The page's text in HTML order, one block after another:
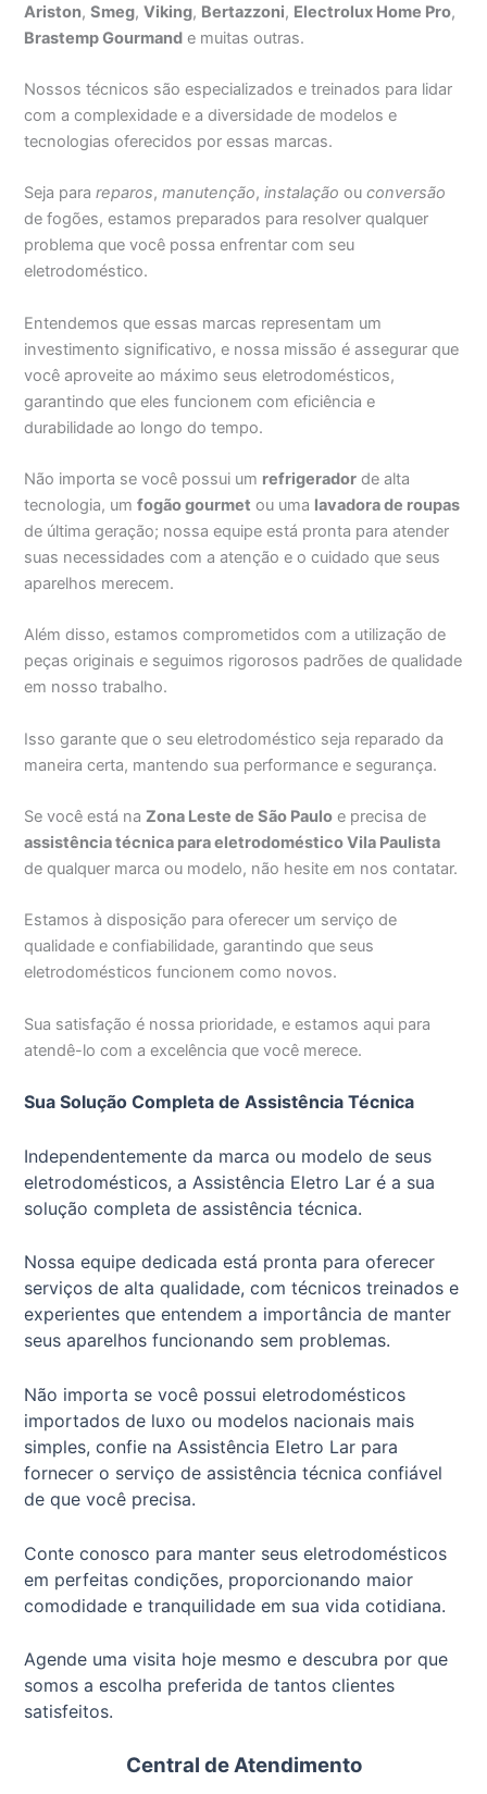
Ariston,Smeg,Viking, Bertazzoni, Electrolux Home Pro,
Brastemp Gourmand e muitas outras.
Nossos técnicos são especializados e treinados para lidar
com a complexidade e a diversidade de modelos e
tecnologias oferecidos por essas marcas.
Seja parareparos,manutenção,instalação ouconversão
de fogões, estamos preparados para resolver qualquer
problema que você possa enfrentar com seu
eletrodoméstico.
Entendemos que essas marcas representam um
investimento significativo, e nossa missão é assegurar que
você aproveite ao máximo seus eletrodomésticos,
garantindo que eles funcionem com eficiência e
durabilidade ao longo do tempo.
Não importa se você possui um refrigerador de alta
tecnologia, umfogão gourmet ou uma lavadora de roupas
de última geração; nossa equipe está pronta para atender
suas necessidades com a atenção e o cuidado que seus
aparelhos merecem.
Além disso, estamos comprometidos com a utilização de
peças originais e seguimos rigorosos padrões de qualidade
em nosso trabalho.
Isso garante que o seu eletrodoméstico seja reparado da
maneira certa, mantendo sua performance e segurança.
Se você está naZona Leste de São Paulo e precisa de
assistência técnica para eletrodoméstico Vila Paulista
de qualquer marca ou modelo, não hesite em nos contatar.
Estamos à disposição para oferecer um serviço de
qualidade e confiabilidade, garantindo que seus
eletrodomésticos funcionem como novos.
Sua satisfação é nossa prioridade, e estamos aqui para
atendê-lo com a excelência que você merece.
Sua Solução Completa de Assistência Técnica
Independentemente da marca ou modelo de seus
eletrodomésticos, a Assistência Eletro Lar é a sua
solução completa de assistência técnica.
Nossa equipe dedicada está pronta para oferecer
serviços de alta qualidade, com técnicos treinados e
experientes que entendem a importância de manter
seus aparelhos funcionando sem problemas.
Não importa se você possui eletrodomésticos
importados de luxo ou modelos nacionais mais
simples, confie na Assistência Eletro Lar para
fornecer o serviço de assistência técnica confiável
de que você precisa.
Conte conosco para manter seus eletrodomésticos
em perfeitas condições, proporcionando maior
comodidade e tranquilidade em sua vida cotidiana.
Agende uma visita hoje mesmo e descubra por que
somos a escolha preferida de tantos clientes
satisfeitos.
Central de Atendimento